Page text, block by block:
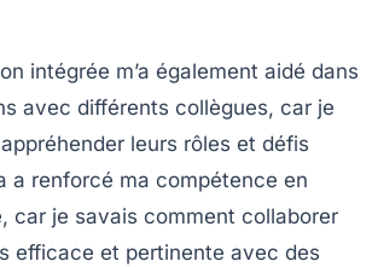
intégrée m’a également aidé dans
avec différents collègues, car je
leurs rôles et défis
a renforcé ma compétence en
car je savais comment collaborer
efficace et pertinente avec des